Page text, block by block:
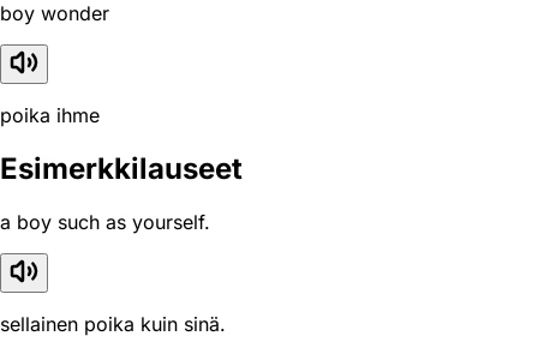
boy wonder
poika ihme
Esimerkkilauseet
a boy such as yourself.
sellainen poika kuin sinä.